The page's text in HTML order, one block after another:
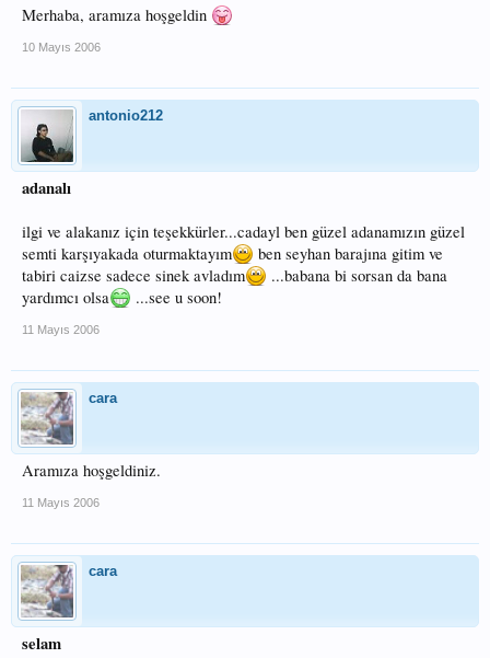
Merhaba, aramıza hoşgeldin
10 Mayıs 2006
antonio212
adanalı
ilgi ve alakanız için teşekkürler...cadayl ben güzel adanamızın güzel
semti karşıyakada oturmaktayım
ben seyhan barajına gitim ve
tabiri caizse sadece sinek avladım
...babana bi sorsan da bana
yardımcı olsa
...see u soon!
11 Mayıs 2006
cara
Aramıza hoşgeldiniz.
11 Mayıs 2006
cara
selam